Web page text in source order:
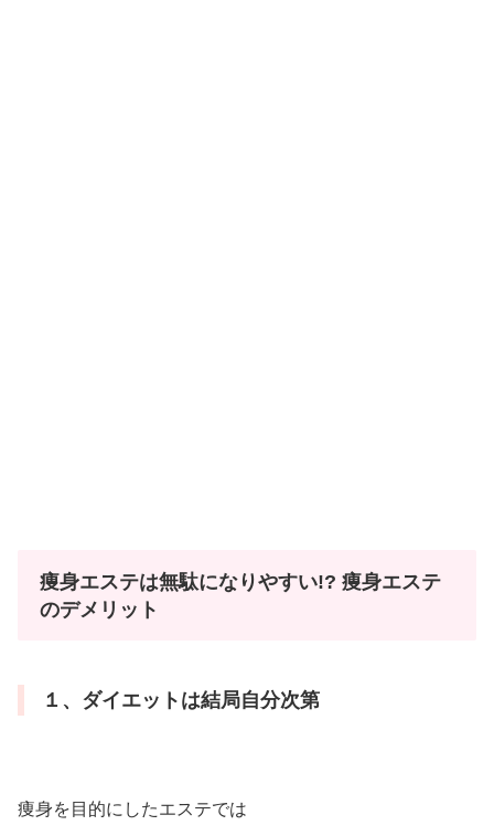
痩身エステは無駄になりやすい!? 痩身エステ
のデメリット
１、ダイエットは結局自分次第
痩身を目的にしたエステでは